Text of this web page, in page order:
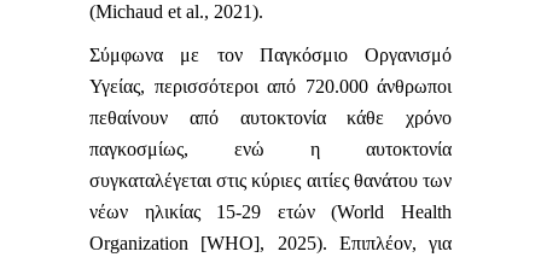
(Michaud et al., 2021).
Σύμφωνα με τον Παγκόσμιο Οργανισμό
Υγείας, περισσότεροι από 720.000 άνθρωποι
πεθαίνουν από αυτοκτονία κάθε χρόνο
παγκοσμίως, ενώ η αυτοκτονία
συγκαταλέγεται στις κύριες αιτίες θανάτου των
νέων ηλικίας 15-29 ετών (World Health
Organization [WHO], 2025). Επιπλέον, για